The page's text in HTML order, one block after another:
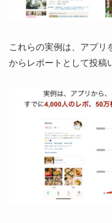
これらの実例は、アプリ
からレポートとして投稿